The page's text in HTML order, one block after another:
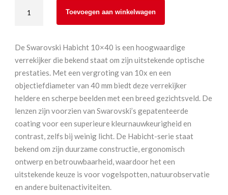
Habicht
aantal
Toevoegen aan winkelwagen
De Swarovski Habicht 10×40 is een hoogwaardige
verrekijker die bekend staat om zijn uitstekende optische
prestaties. Met een vergroting van 10x en een
objectiefdiameter van 40 mm biedt deze verrekijker
heldere en scherpe beelden met een breed gezichtsveld. De
lenzen zijn voorzien van Swarovski’s gepatenteerde
coating voor een superieure kleurnauwkeurigheid en
contrast, zelfs bij weinig licht. De Habicht-serie staat
bekend om zijn duurzame constructie, ergonomisch
ontwerp en betrouwbaarheid, waardoor het een
uitstekende keuze is voor vogelspotten, natuurobservatie
en andere buitenactiviteiten.